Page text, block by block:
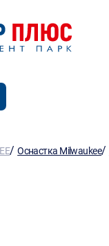
/Оснастка Milwaukee/